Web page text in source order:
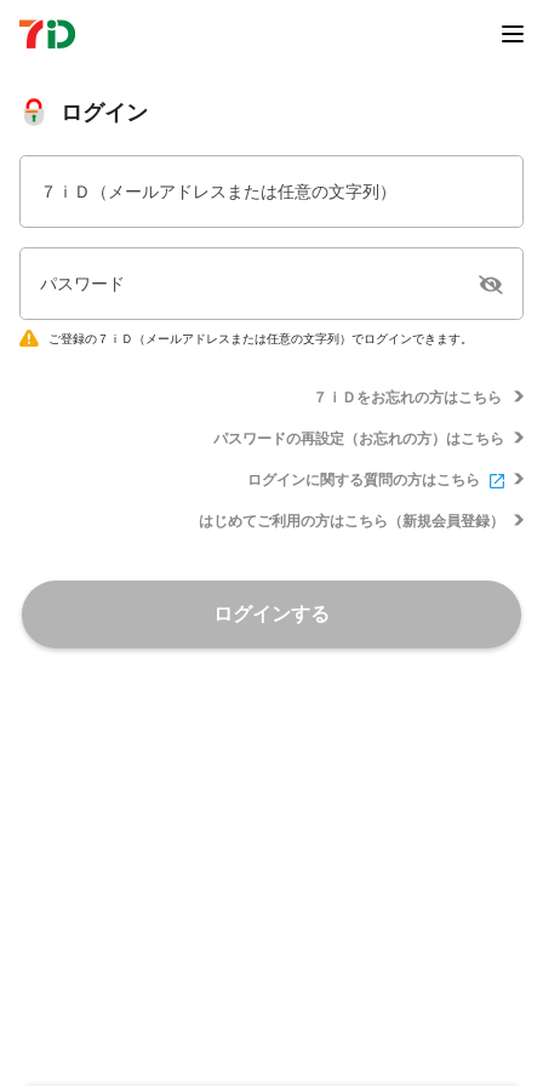
ログイン
７ｉＤ（メールアドレスまたは任意の文字列）
パスワード
ご登録の７ｉＤ（メールアドレスまたは任意の文字列）でログインできます。
７ｉＤをお忘れの方はこちら
パスワードの再設定（お忘れの方）はこちら
ログインに関する質問の方はこちら
はじめてご利用の方はこちら（新規会員登録）
ログインする